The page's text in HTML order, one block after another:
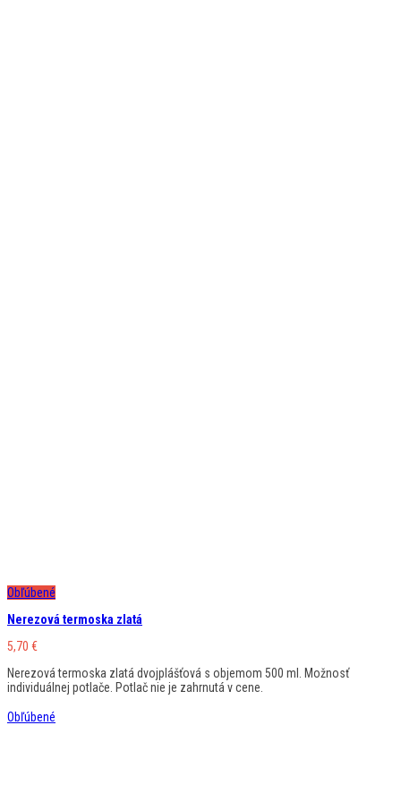
Obľúbené
Nerezová termoska zlatá
5,70 €
Nerezová termoska zlatá dvojplášťová s objemom 500 ml. Možnosť
individuálnej potlače. Potlač nie je zahrnutá v cene.
Obľúbené